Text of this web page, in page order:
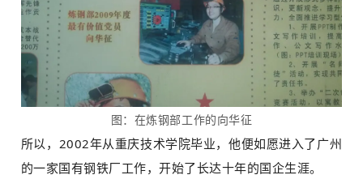
图：在炼钢部工作的向华征
所以，2002年从重庆技术学院毕业，他便如愿进入了广州
的一家国有钢铁厂工作，开始了长达十年的国企生涯。